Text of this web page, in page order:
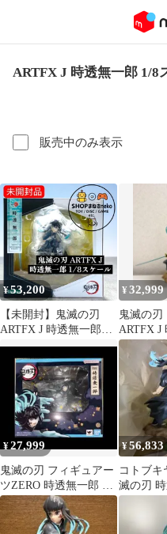
ARTFX J 時透無一郎 1/8
販売中のみ表示
¥53,200
【未開封】鬼滅の刃
ARTFX J 時透無一郎
1/8スケール フィギュア
コトブキヤ #nn
¥32,999
鬼滅の刃
ARTFX J
1/8 PVC
¥27,999
鬼滅の刃 フィギュアー
ツZERO 時透無一郎 顔
パーツ有り
¥56,833
コトブキ
滅の刃
完成品フ